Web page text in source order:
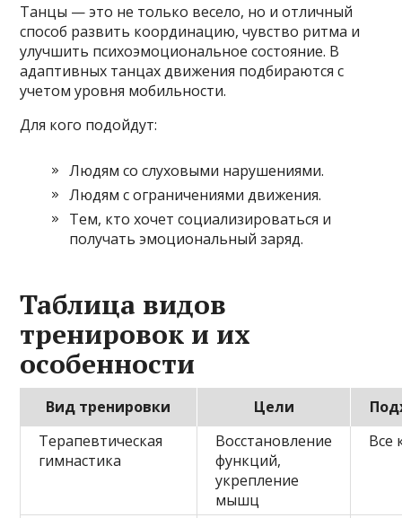
Танцы — это не только весело, но и отличный
способ развить координацию, чувство ритма и
улучшить психоэмоциональное состояние. В
адаптивных танцах движения подбираются с
учетом уровня мобильности.
Для кого подойдут:
Людям со слуховыми нарушениями.
Людям с ограничениями движения.
Тем, кто хочет социализироваться и
получать эмоциональный заряд.
Таблица видов
тренировок и их
особенности
Вид тренировки Цели
Терапевтическая
гимнастика
Восстановление
функций,
укрепление
мышц
Все